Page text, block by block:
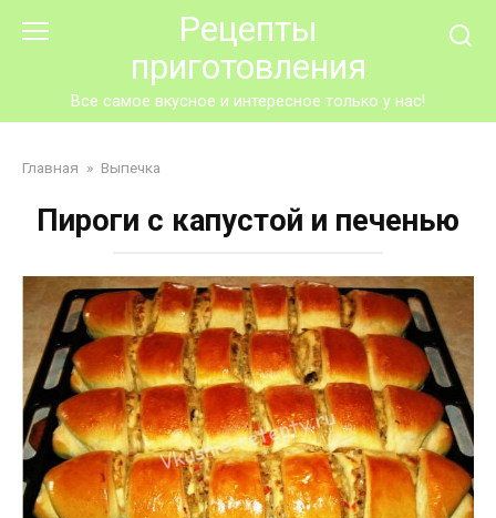
Рецепты
приготовления
Все самое вкусное и интересное только у нас!
Главная » Выпечка
Пироги с капустой и печенью